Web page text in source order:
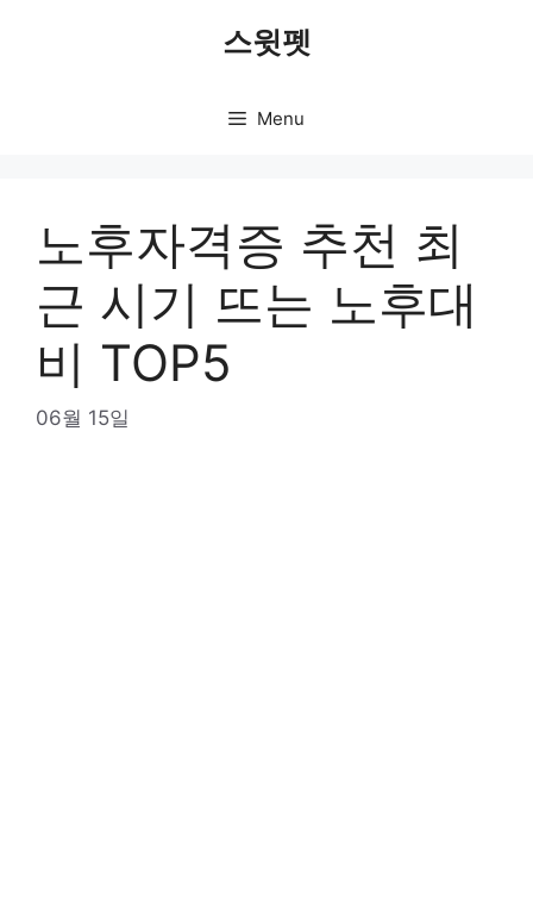
스윗펫
Menu
노후자격증 추천 최
근 시기 뜨는 노후대
비 TOP5
06월 15일